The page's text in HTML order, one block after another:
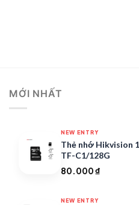
MỚI NHẤT
NEW ENTRY
Thẻ nhớ Hikvision
TF-C1/128G
80.000₫
NEW ENTRY